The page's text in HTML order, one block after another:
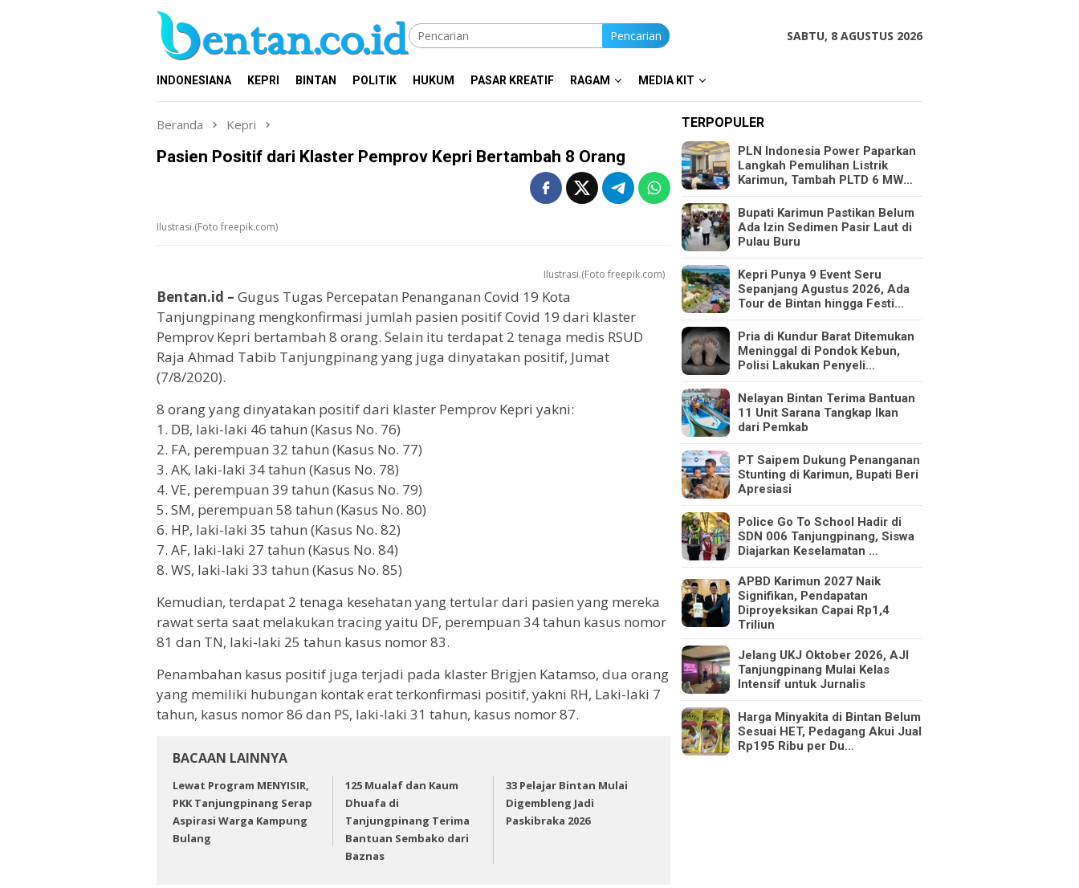
Pencarian SABTU, 8 AGUSTUS 2026
INDONESIANA KEPRI BINTAN POLITIK HUKUM PASAR KREATIF RAGAM MEDIA KIT
Beranda Kepri
Pasien Positif dari Klaster Pemprov Kepri Bertambah 8 Orang
Ilustrasi.(Foto freepik.com)
Ilustrasi.(Foto freepik.com)
Bentan.id – Gugus Tugas Percepatan Penanganan Covid 19 Kota
Tanjungpinang mengkonfirmasi jumlah pasien positif Covid 19 dari klaster
Pemprov Kepri bertambah 8 orang. Selain itu terdapat 2 tenaga medis RSUD
Raja Ahmad Tabib Tanjungpinang yang juga dinyatakan positif, Jumat
(7/8/2020).
8 orang yang dinyatakan positif dari klaster Pemprov Kepri yakni:
1. DB, laki-laki 46 tahun (Kasus No. 76)
2. FA, perempuan 32 tahun (Kasus No. 77)
3. AK, laki-laki 34 tahun (Kasus No. 78)
4. VE, perempuan 39 tahun (Kasus No. 79)
5. SM, perempuan 58 tahun (Kasus No. 80)
6. HP, laki-laki 35 tahun (Kasus No. 82)
7. AF, laki-laki 27 tahun (Kasus No. 84)
8. WS, laki-laki 33 tahun (Kasus No. 85)
Kemudian, terdapat 2 tenaga kesehatan yang tertular dari pasien yang mereka
rawat serta saat melakukan tracing yaitu DF, perempuan 34 tahun kasus nomor
81 dan TN, laki-laki 25 tahun kasus nomor 83.
Penambahan kasus positif juga terjadi pada klaster Brigjen Katamso, dua orang
yang memiliki hubungan kontak erat terkonfirmasi positif, yakni RH, Laki-laki 7
tahun, kasus nomor 86 dan PS, laki-laki 31 tahun, kasus nomor 87.
BACAAN LAINNYA
Lewat Program MENYISIR,
PKK Tanjungpinang Serap
Aspirasi Warga Kampung
Bulang
125 Mualaf dan Kaum
Dhuafa di
Tanjungpinang Terima
Bantuan Sembako dari
Baznas
33 Pelajar Bintan Mulai
Digembleng Jadi
Paskibraka 2026
TERPOPULER
PLN Indonesia Power Paparkan
Langkah Pemulihan Listrik
Karimun, Tambah PLTD 6 MW…
Bupati Karimun Pastikan Belum
Ada Izin Sedimen Pasir Laut di
Pulau Buru
Kepri Punya 9 Event Seru
Sepanjang Agustus 2026, Ada
Tour de Bintan hingga Festi…
Pria di Kundur Barat Ditemukan
Meninggal di Pondok Kebun,
Polisi Lakukan Penyeli…
Nelayan Bintan Terima Bantuan
11 Unit Sarana Tangkap Ikan
dari Pemkab
PT Saipem Dukung Penanganan
Stunting di Karimun, Bupati Beri
Apresiasi
Police Go To School Hadir di
SDN 006 Tanjungpinang, Siswa
Diajarkan Keselamatan …
APBD Karimun 2027 Naik
Signifikan, Pendapatan
Diproyeksikan Capai Rp1,4
Triliun
Jelang UKJ Oktober 2026, AJI
Tanjungpinang Mulai Kelas
Intensif untuk Jurnalis
Harga Minyakita di Bintan Belum
Sesuai HET, Pedagang Akui Jual
Rp195 Ribu per Du…